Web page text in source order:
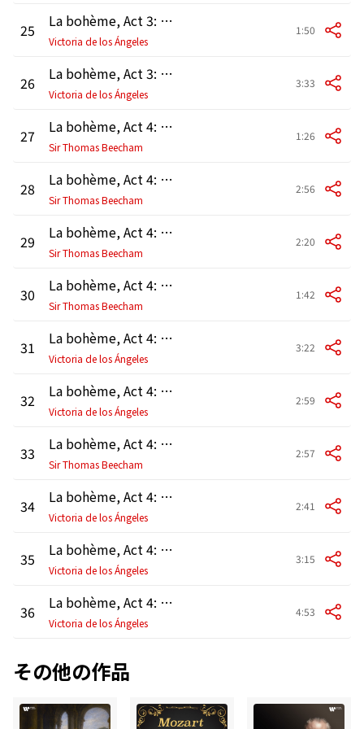
25 La bohème, Act 3: "Dunque è proprio finita?" (Mimì, Rodolfo)
Victoria de los Ángeles
1:50
26 La bohème, Act 3: "Che facevi? Che dicevi?" (Marcello, Musetta, Mimì, Rodolfo)
Victoria de los Ángeles
3:33
27 La bohème, Act 4: "In un coupè?" (Marcello, Rodolfo)
Sir Thomas Beecham
1:26
28 La bohème, Act 4: "O Mimì, tu più non torni" (Rodolfo, Marcello)
Sir Thomas Beecham
2:56
29 La bohème, Act 4: "Che ora sia?" - "L'ora del pranzo" (Rodolfo, Marcello, Schaunard, Colline)
Sir Thomas Beecham
2:20
30 La bohème, Act 4: "Gavotta… Minuetto… Pavanella" (Colline, Marcello, Rodolfo, Schaunard)
Sir Thomas Beecham
1:42
31 La bohème, Act 4: "C'è Mimì… C'è Mimì" (Musetta, Rodolfo, Schaunard, Mimì, Marcello)
Victoria de los Ángeles
3:22
32 La bohème, Act 4: "Ho tanto freddo. Se avessi un manicotto!" (Mimì, Rodolfo, Marcello, Musetta)
Victoria de los Ángeles
2:59
33 La bohème, Act 4: "Vecchia zimarra" (Colline, Schaunard)
Sir Thomas Beecham
2:57
34 La bohème, Act 4: "Sono andati? Fingevo di dormire" (Mimì, Rodolfo)
Victoria de los Ángeles
2:41
35 La bohème, Act 4: "Mi chiamano Mimì... il perché non so" (Mimì, Rodolfo, Schaunard)
Victoria de los Ángeles
3:15
36 La bohème, Act 4: "Dorme? Riposa" (Musetta, Rodolfo, Marcello, Mimì, Schaunard, Colline)
Victoria de los Ángeles
4:53
その他の作品